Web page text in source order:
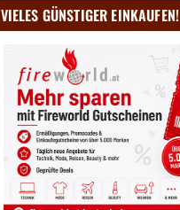
VIELES GÜNSTIGER EINKAUFEN!